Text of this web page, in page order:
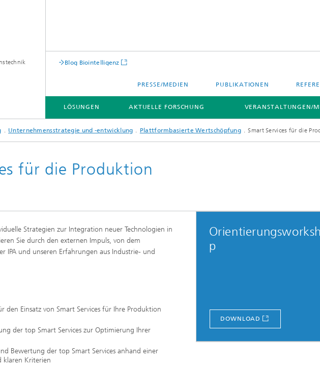
Blog Biointelligenz
PRESSE/MEDIEN PUBLIKATIONEN
LÖSUNGEN AKTUELLE FORSCHUNG VERANSTALTUNGEN/
Unternehmensstrategie und -entwicklung Plattformbasierte Wertschöpfung Smart Services für die
für die Produktion
Strategien zur Integration neuer Technologien in
Sie durch den externen Impuls, von dem
IPA und unseren Erfahrungen aus Industrie- und
den Einsatz von Smart Services für Ihre Produktion
der top Smart Services zur Optimierung Ihrer
Bewertung der top Smart Services anhand einer
klaren Kriterien
p
DOWNLOAD